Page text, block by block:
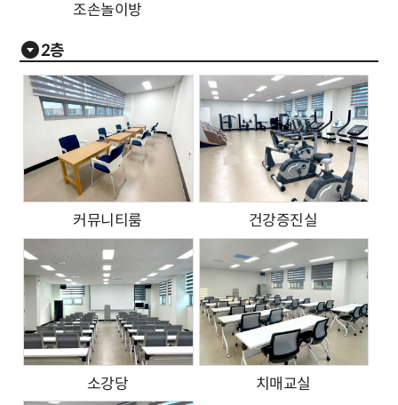
조손놀이방
2층
커뮤니티룸 건강증진실
소강당 치매교실